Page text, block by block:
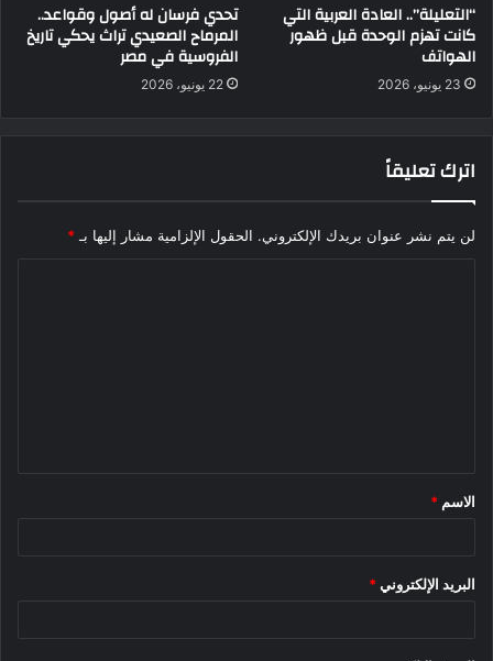
“التعليلة”.. العادة العربية التي
كانت تهزم الوحدة قبل ظهور
الهواتف
23 يونيو، 2026
تحدي فرسان له أصول وقواعد..
المرماح الصعيدي تراث يحكي تاريخ
الفروسية في مصر
22 يونيو، 2026
اترك تعليقاً
لن يتم نشر عنوان بريدك الإلكتروني. الحقول الإلزامية مشار إليها بـ *
*
الاسم *
البريد الإلكتروني *